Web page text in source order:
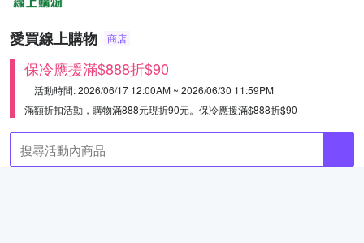
愛買線上購物 商店
保冷應援滿$888折$90
活動時間: 2026/06/17 12:00AM ~ 2026/06/30 11:59PM
滿額折扣活動，購物滿888元現折90元。 保冷應援滿$888折$90